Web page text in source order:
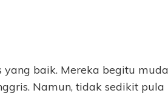
baik. Mereka begitu
Namun, tidak sedikit pula